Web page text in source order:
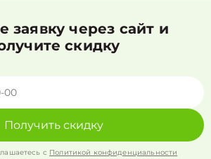
заявку через сайт и
скидку
Получить скидку
с Политикой конфиденциальности